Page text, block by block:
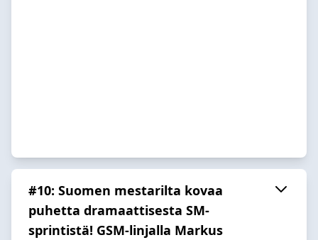
#10: Suomen mestarilta kovaa
puhetta dramaattisesta SM-
sprintistä! GSM-linjalla Markus